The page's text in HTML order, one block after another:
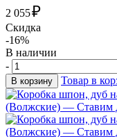
2 055₽
Скидка
-16%
В наличии
-
В корзину Товар в